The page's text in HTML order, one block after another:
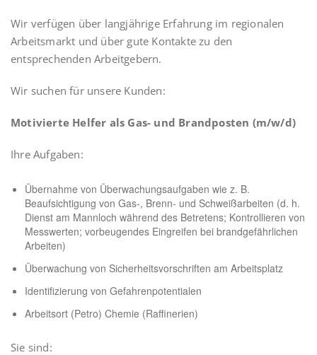
Wir verfügen über langjährige Erfahrung im regionalen
Arbeitsmarkt und über gute Kontakte zu den
entsprechenden Arbeitgebern.
Wir suchen für unsere Kunden:
Motivierte Helfer als Gas- und Brandposten (m/w/d)
Ihre Aufgaben:
Übernahme von Überwachungsaufgaben wie z. B.
Beaufsichtigung von Gas-, Brenn- und Schweißarbeiten (d. h.
Dienst am Mannloch während des Betretens; Kontrollieren von
Messwerten; vorbeugendes Eingreifen bei brandgefährlichen
Arbeiten)
Überwachung von Sicherheitsvorschriften am Arbeitsplatz
Identifizierung von Gefahrenpotentialen
Arbeitsort (Petro) Chemie (Raffinerien)
Sie sind: